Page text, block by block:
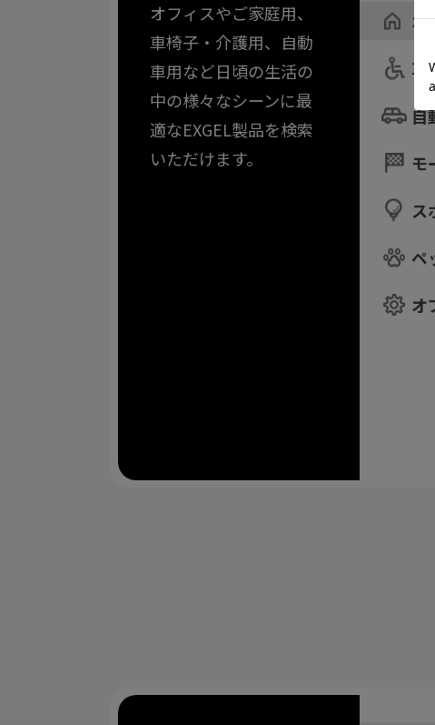
オフィスやご家庭用、
車椅子・介護用、自動
車用など日頃の生活の
中の様々なシーンに最
適なEXGEL製品を検索
いただけます。
オ
車
自
モ
ス
ペ
オ